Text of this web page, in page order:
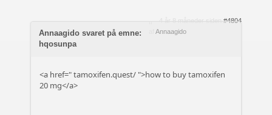
4 år 8 måneder siden
#4804
Annaagido
Annaagido svaret på emne:
hqosunpa
<a href="tamoxifen.quest/ ">how to buy tamoxifen
20 mg</a>